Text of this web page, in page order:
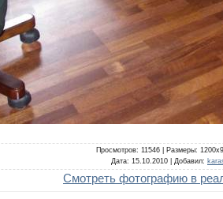
Просмотров: 11546 | Размеры:
Дата: 15.10.2010 | Добавил:
Смотреть фотографию в